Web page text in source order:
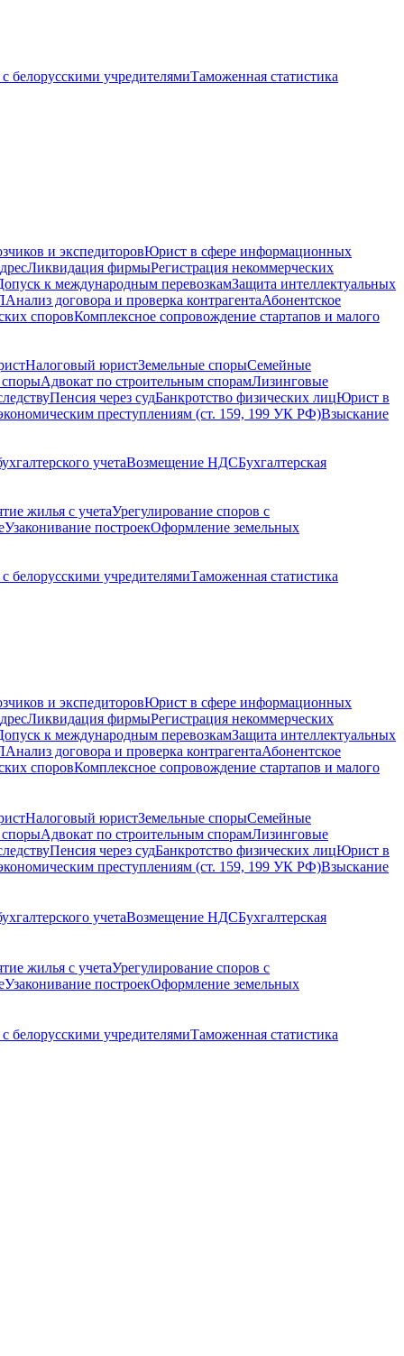
белорусскими учредителямиТаможенная статистика
и экспедиторовЮрист в сфере информационных
Ликвидация фирмыРегистрация некоммерческих
к международным перевозкамЗащита интеллектуальных
Анализ договора и проверка контрагентаАбонентское
споровКомплексное сопровождение стартапов и малого
Налоговый юристЗемельные спорыСемейные
Адвокат по строительным спорамЛизинговые
Пенсия через судБанкротство физических лицЮрист в
преступлениям (ст. 159, 199 УК РФ)Взыскание
учетаВозмещение НДСБухгалтерская
жилья с учетаУрегулирование споров с
Узаконивание построекОформление земельных
белорусскими учредителямиТаможенная статистика
и экспедиторовЮрист в сфере информационных
Ликвидация фирмыРегистрация некоммерческих
к международным перевозкамЗащита интеллектуальных
Анализ договора и проверка контрагентаАбонентское
споровКомплексное сопровождение стартапов и малого
Налоговый юристЗемельные спорыСемейные
Адвокат по строительным спорамЛизинговые
Пенсия через судБанкротство физических лицЮрист в
преступлениям (ст. 159, 199 УК РФ)Взыскание
учетаВозмещение НДСБухгалтерская
жилья с учетаУрегулирование споров с
Узаконивание построекОформление земельных
белорусскими учредителямиТаможенная статистика